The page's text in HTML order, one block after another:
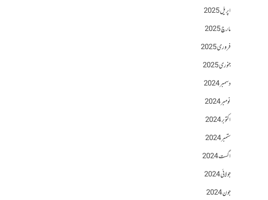
اپریل 2025
مارچ 2025
فروری 2025
جنوری 2025
دسمبر 2024
نومبر 2024
اکتوبر 2024
ستمبر 2024
اگست 2024
جولائی 2024
جون 2024